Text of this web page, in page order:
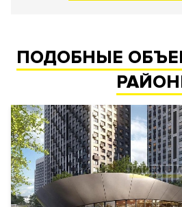
ПОДОБНЫЕ